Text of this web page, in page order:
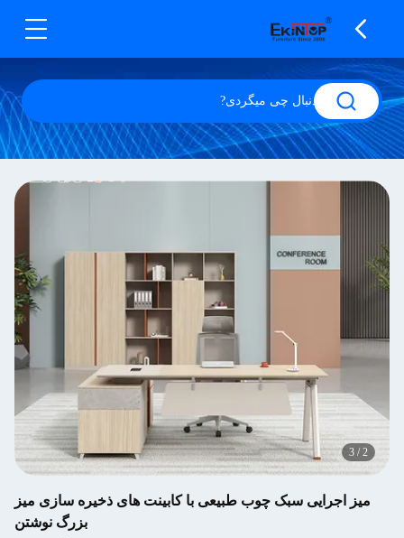
2
/
3
میز اجرایی سبک چوب طبیعی با کابینت های ذخیره سازی میز
بزرگ نوشتن